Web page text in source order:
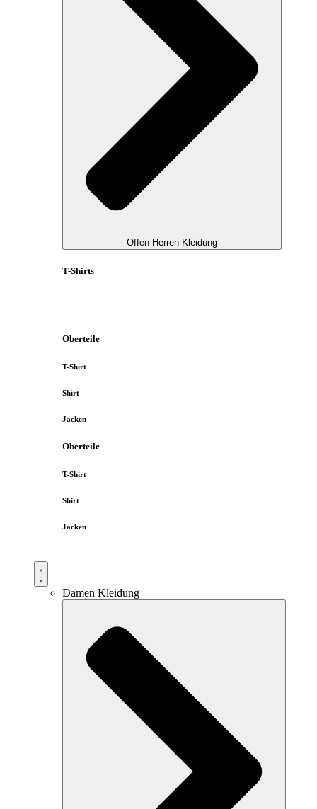
Offen Herren Kleidung
T-Shirts
Oberteile
T-Shirt
Shirt
Jacken
Oberteile
T-Shirt
Shirt
Jacken
Damen Kleidung